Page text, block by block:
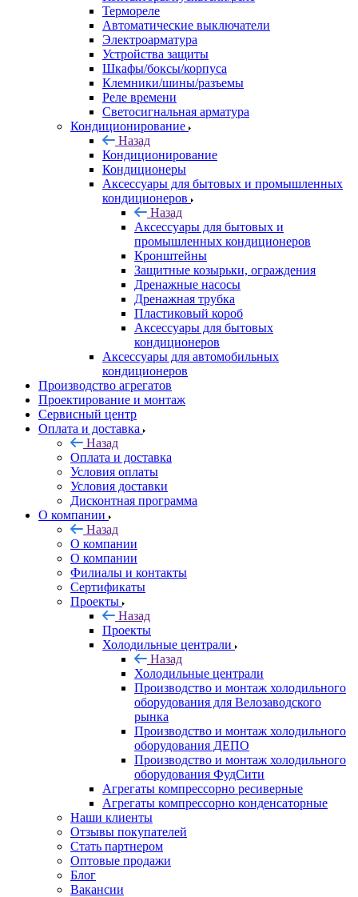
Термореле
Автоматические выключатели
Электроарматура
Устройства защиты
Шкафы/боксы/корпуса
Клемники/шины/разъемы
Реле времени
Светосигнальная арматура
Кондиционирование
Назад
Кондиционирование
Кондиционеры
Аксессуары для бытовых и промышленных
кондиционеров
Назад
Аксессуары для бытовых и
промышленных кондиционеров
Кронштейны
Защитные козырьки, ограждения
Дренажные насосы
Дренажная трубка
Пластиковый короб
Аксессуары для бытовых
кондиционеров
Аксессуары для автомобильных
кондиционеров
Производство агрегатов
Проектирование и монтаж
Сервисный центр
Оплата и доставка
Назад
Оплата и доставка
Условия оплаты
Условия доставки
Дисконтная программа
О компании
Назад
О компании
О компании
Филиалы и контакты
Сертификаты
Проекты
Назад
Проекты
Холодильные централи
Назад
Холодильные централи
Производство и монтаж холодильного
оборудования для Велозаводского
рынка
Производство и монтаж холодильного
оборудования ДЕПО
Производство и монтаж холодильного
оборудования ФудСити
Агрегаты компрессорно ресиверные
Агрегаты компрессорно конденсаторные
Наши клиенты
Отзывы покупателей
Стать партнером
Оптовые продажи
Блог
Вакансии